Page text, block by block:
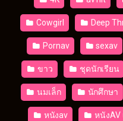
Cowgirl Deep
Pornav sexav
ขาว ชุดนักเรียน
นมเล็ก นักศึกษา
หนังav หนังAV